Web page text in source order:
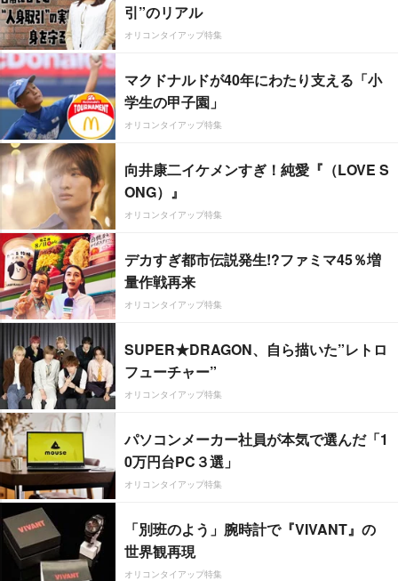
引”のリアル
オリコンタイアップ特集
マクドナルドが40年にわたり支える「小
学生の甲子園」
オリコンタイアップ特集
向井康二イケメンすぎ！純愛『（LOVE S
ONG）』
オリコンタイアップ特集
デカすぎ都市伝説発生!?ファミマ45％増
量作戦再来
オリコンタイアップ特集
SUPER★DRAGON、自ら描いた”レトロ
フューチャー”
オリコンタイアップ特集
パソコンメーカー社員が本気で選んだ「1
0万円台PC３選」
オリコンタイアップ特集
「別班のよう」腕時計で『VIVANT』の
世界観再現
オリコンタイアップ特集